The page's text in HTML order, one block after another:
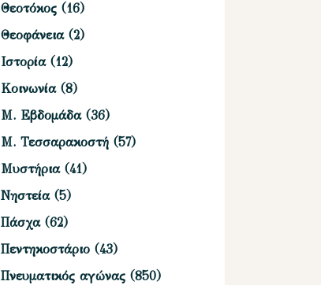
Θεοτόκος (16)
Θεοφάνεια(2)
Ιστορία(12)
Κοινωνία(8)
Μ. Εβδομάδα(36)
Μ. Τεσσαρακοστή (57)
Μυστήρια(41)
Νηστεία(5)
Πάσχα(62)
Πεντηκοστάριο (43)
Πνευματικός αγώνας (850)